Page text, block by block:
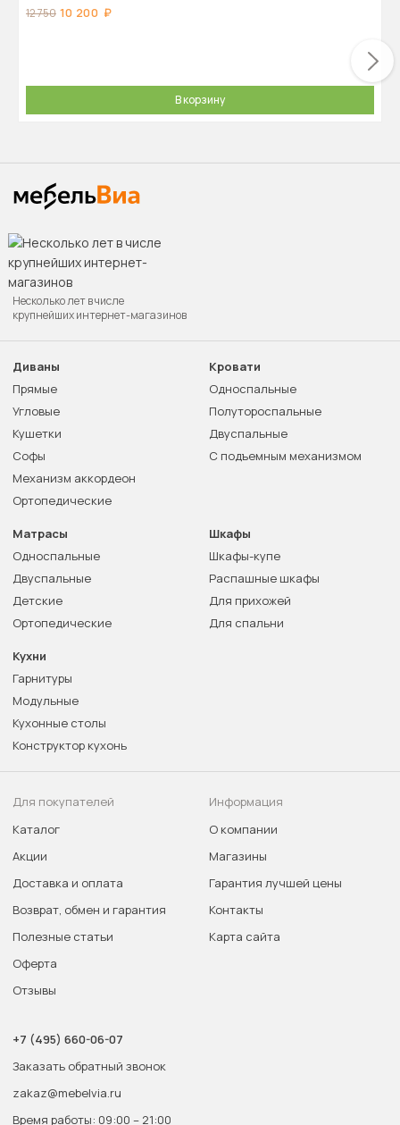
12 750 10 200
В корзину
Несколько лет в числе
крупнейших интернет-магазинов
Диваны
Прямые
Угловые
Кушетки
Софы
Механизм аккордеон
Ортопедические
Кровати
Односпальные
Полутороспальные
Двуспальные
С подъемным механизмом
Матрасы
Односпальные
Двуспальные
Детские
Ортопедические
Шкафы
Шкафы-купе
Распашные шкафы
Для прихожей
Для спальни
Кухни
Гарнитуры
Модульные
Кухонные столы
Конструктор кухонь
Для покупателей
Каталог
Акции
Доставка и оплата
Возврат, обмен и гарантия
Полезные статьи
Оферта
Отзывы
Информация
О компании
Магазины
Гарантия лучшей цены
Контакты
Карта сайта
+7 (495) 660-06-07
Заказать обратный звонок
zakaz@mebelvia.ru
Время работы: 09:00 – 21:00